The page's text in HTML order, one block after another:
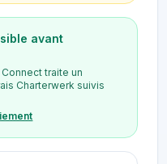
avant
traite un
Charterwerk suivis